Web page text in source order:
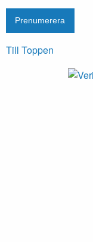
Till Toppen